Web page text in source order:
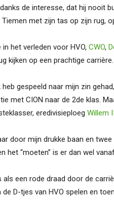
de interesse, dat hij nooit
met zijn tas op zijn rug,
het verleden voor HVO, CWO,
kijken op een prachtige carrière.
heb gespeeld naar mijn zin
met CION naar de 2de klas.
eredivisieploeg Willem II
door mijn drukke baan en
het “moeten” is er dan wel
een rode draad door de
D-tjes van HVO spelen en